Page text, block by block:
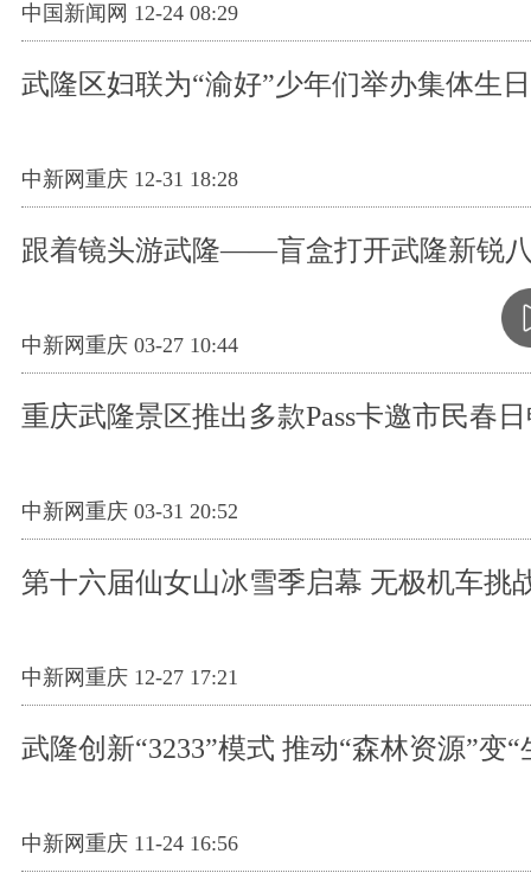
中国新闻网 12-24 08:29
武隆区妇联为“渝好”少年们举办集体生
中新网重庆 12-31 18:28
跟着镜头游武隆——盲盒打开武隆新锐
中新网重庆 03-27 10:44
重庆武隆景区推出多款Pass卡邀市民春
中新网重庆 03-31 20:52
第十六届仙女山冰雪季启幕 无极机车挑
中新网重庆 12-27 17:21
武隆创新“3233”模式 推动“森林资源”变“
中新网重庆 11-24 16:56